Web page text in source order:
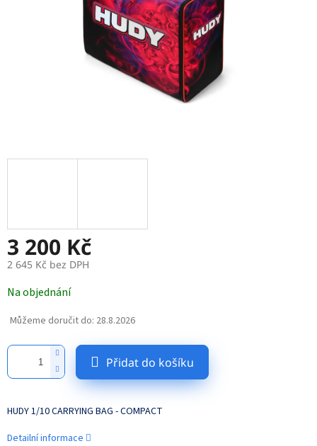
3 200 Kč
2 645 Kč bez DPH
cena:
Na objednání
Můžeme doručit do: 28.8.2026
Přidat do košíku
HUDY 1/10 CARRYING BAG - COMPACT
Detailní informace